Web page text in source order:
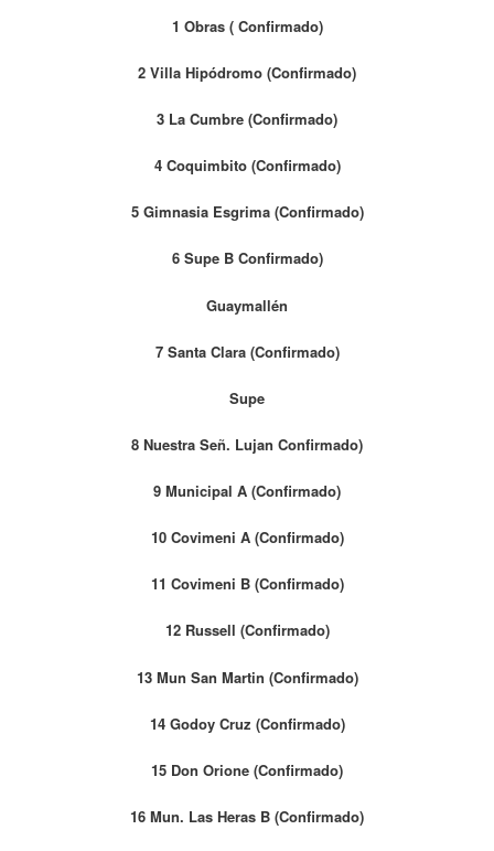
1 Obras ( Confirmado)
2 Villa Hipódromo (Confirmado)
3 La Cumbre (Confirmado)
4 Coquimbito (Confirmado)
5 Gimnasia Esgrima (Confirmado)
6 Supe B Confirmado)
Guaymallén
7 Santa Clara (Confirmado)
Supe
8 Nuestra Señ. Lujan Confirmado)
9 Municipal A (Confirmado)
10 Covimeni A (Confirmado)
11 Covimeni B (Confirmado)
12 Russell (Confirmado)
13 Mun San Martin (Confirmado)
14 Godoy Cruz (Confirmado)
15 Don Orione (Confirmado)
16 Mun. Las Heras B (Confirmado)